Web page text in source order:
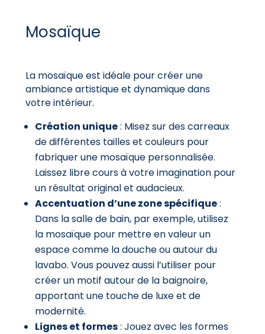
Mosaïque
La mosaïque est idéale pour créer une
ambiance artistique et dynamique dans
votre intérieur.
Création unique: Misez sur des carreaux
de différentes tailles et couleurs pour
fabriquer une mosaïque personnalisée.
Laissez libre cours à votre imagination pour
un résultat original et audacieux.
Accentuation d’une zone spécifique:
Dans la salle de bain, par exemple, utilisez
la mosaïque pour mettre en valeur un
espace comme la douche ou autour du
lavabo. Vous pouvez aussi l’utiliser pour
créer un motif autour de la baignoire,
apportant une touche de luxe et de
modernité.
Lignes et formes: Jouez avec les formes